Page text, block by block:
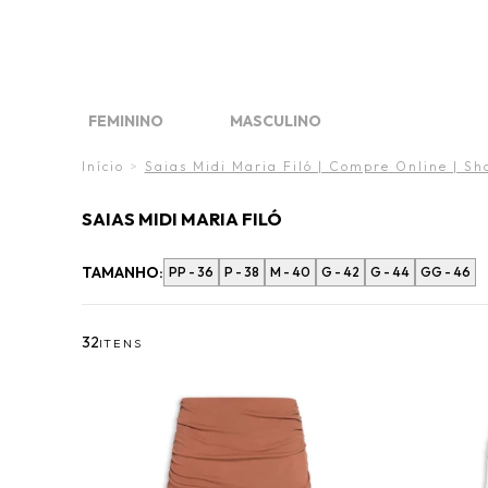
FEMININO MASCULINO
FINAL LIQUIDA WHAT´S NEW MARCAS
FINAL LIQUIDA WHAT'S NEW MARCAS
Início > Saias Midi Maria Filó | Compre Online |
SAIAS MIDI MARIA FILÓ
TAMANHO: PP - 36 P - 38 M - 40 G - 42 G - 44 GG - 46
32ITENS